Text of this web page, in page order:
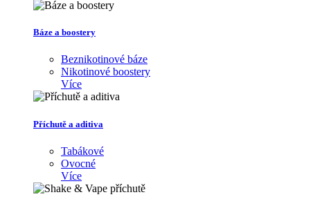
Báze a boostery
Beznikotinové báze
Nikotinové boostery
Více
Příchutě a aditiva
Tabákové
Ovocné
Více